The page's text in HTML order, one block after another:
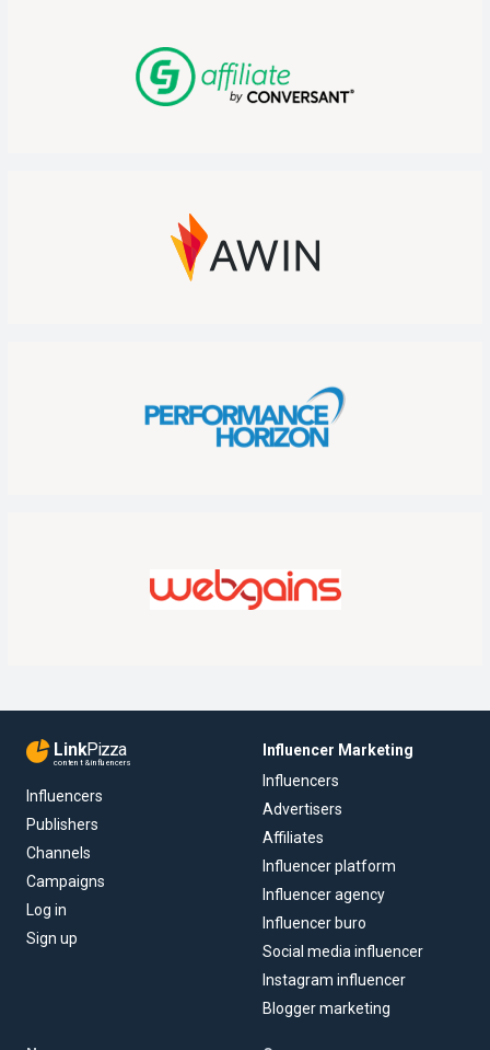
LinkPizza
content & influencers
Influencers
Publishers
Channels
Campaigns
Log in
Sign up
Influencer Marketing
Influencers
Advertisers
Affiliates
Influencer platform
Influencer agency
Influencer buro
Social media influencer
Instagram influencer
Blogger marketing